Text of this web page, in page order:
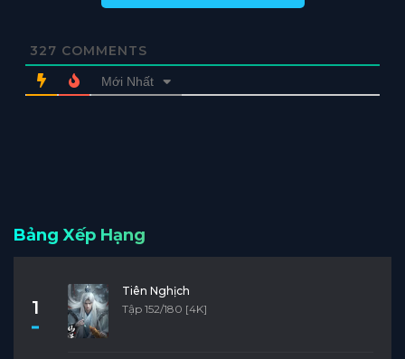
327 COMMENTS
Mới Nhất
Bảng Xếp Hạng
1
Tiên Nghịch
Tập 152/180 [4K]